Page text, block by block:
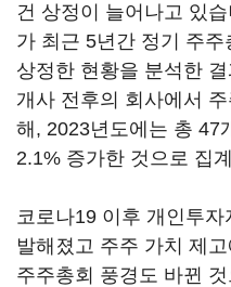
건 상정이 늘어나고 있
가 최근 5년간 정기 주
상정한 현황을 분석한
개사 전후의 회사에서
해, 2023년도에는 총 47
2.1% 증가한 것으로 집
코로나19 이후 개인투
발해졌고 주주 가치 제
주주총회 풍경도 바뀐